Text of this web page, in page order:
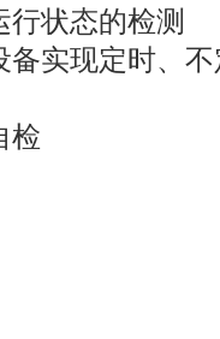
状态的检测
实现定时、不
检